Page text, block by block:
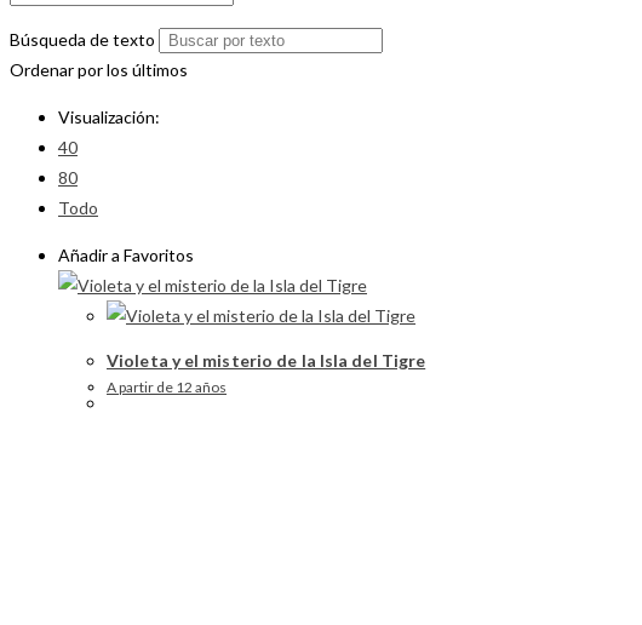
Búsqueda de texto
Ordenar por los últimos
Visualización:
40
80
Todo
Añadir a Favoritos
Violeta y el misterio de la Isla del Tigre
A partir de 12 años